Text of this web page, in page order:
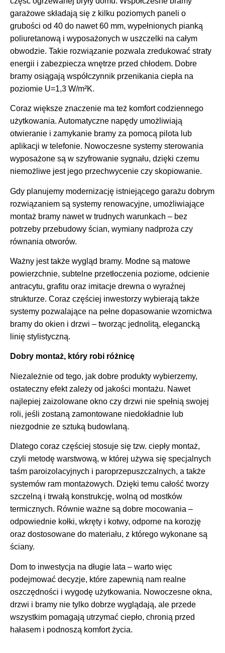
garażowe składają się z kilku poziomych paneli o
grubości od 40 do nawet 60 mm, wypełnionych pianką
poliuretanową i wyposażonych w uszczelki na całym
obwodzie. Takie rozwiązanie pozwala zredukować straty
energii i zabezpiecza wnętrze przed chłodem. Dobre
bramy osiągają współczynnik przenikania ciepła na
poziomie U=1,3 W/m²K.
Coraz większe znaczenie ma też komfort codziennego
użytkowania. Automatyczne napędy umożliwiają
otwieranie i zamykanie bramy za pomocą pilota lub
aplikacji w telefonie. Nowoczesne systemy sterowania
wyposażone są w szyfrowanie sygnału, dzięki czemu
niemożliwe jest jego przechwycenie czy skopiowanie.
Gdy planujemy modernizację istniejącego garażu dobrym
rozwiązaniem są systemy renowacyjne, umożliwiające
montaż bramy nawet w trudnych warunkach – bez
potrzeby przebudowy ścian, wymiany nadproża czy
równania otworów.
Ważny jest także wygląd bramy. Modne są matowe
powierzchnie, subtelne przetłoczenia poziome, odcienie
antracytu, grafitu oraz imitacje drewna o wyraźnej
strukturze. Coraz częściej inwestorzy wybierają także
systemy pozwalające na pełne dopasowanie wzornictwa
bramy do okien i drzwi – tworząc jednolitą, elegancką
linię stylistyczną.
Dobry montaż, który robi różnicę
Niezależnie od tego, jak dobre produkty wybierzemy,
ostateczny efekt zależy od jakości montażu. Nawet
najlepiej zaizolowane okno czy drzwi nie spełnią swojej
roli, jeśli zostaną zamontowane niedokładnie lub
niezgodnie ze sztuką budowlaną.
Dlatego coraz częściej stosuje się tzw. ciepły montaż,
czyli metodę warstwową, w której używa się specjalnych
taśm paroizolacyjnych i paroprzepuszczalnych, a także
systemów ram montażowych. Dzięki temu całość tworzy
szczelną i trwałą konstrukcję, wolną od mostków
termicznych. Równie ważne są dobre mocowania –
odpowiednie kołki, wkręty i kotwy, odporne na korozję
oraz dostosowane do materiału, z którego wykonane są
ściany.
Dom to inwestycja na długie lata – warto więc
podejmować decyzje, które zapewnią nam realne
oszczędności i wygodę użytkowania. Nowoczesne okna,
drzwi i bramy nie tylko dobrze wyglądają, ale przede
wszystkim pomagają utrzymać ciepło, chronią przed
hałasem i podnoszą komfort życia.